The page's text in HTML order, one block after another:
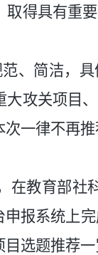
得具有重
简洁，具
攻关项目
一律不再推
在教育部社
报系统上
选题推荐